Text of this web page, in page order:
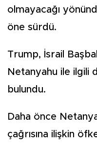
olmayacağı
öne sürdü.
Trump, İsrail
Netanyahu ile ilgili
bulundu.
Daha önce
çağrısına ilişkin